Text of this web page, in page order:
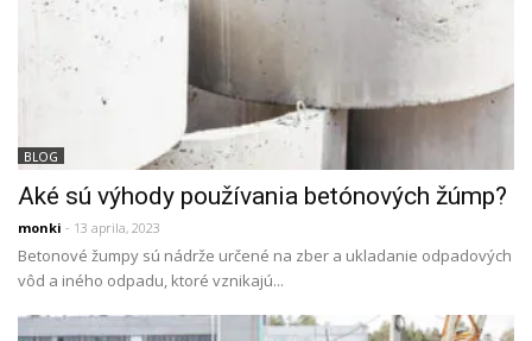
BLOG
Aké sú výhody používania betónových žúmp?
monki - 13 aprila, 2023
Betonové žumpy sú nádrže určené na zber a ukladanie odpadových
vôd a iného odpadu, ktoré vznikajú...